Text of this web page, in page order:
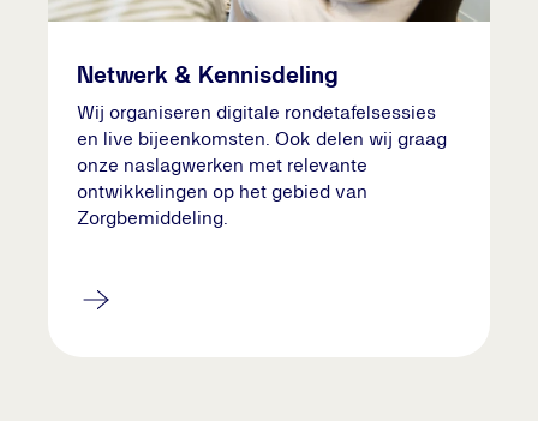
Netwerk & Kennisdeling
Wij organiseren digitale rondetafelsessies
en live bijeenkomsten. Ook delen wij graag
onze naslagwerken met relevante
ontwikkelingen op het gebied van
Zorgbemiddeling.